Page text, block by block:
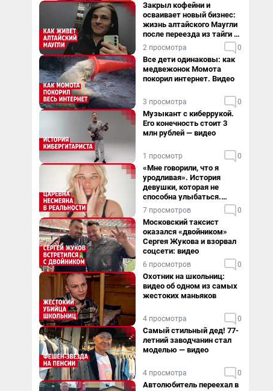
Закрыл кофейни и
осваивает новый бизнес:
жизнь алтайского Маугли
после переезда из тайги в
столицу
2 просмотра 0
Все дети одинаковы: как
медвежонок Момота
покорил интернет. Видео
3 просмотра 0
Музыкант с киберрукой.
Его конечность стоит 3
млн рублей — видео
1 просмотр 0
«Мне говорили, что я
уродливая». История
девушки, которая не
способна улыбаться.
Видео
7 просмотров 0
Московский таксист
оказался «двойником»
Сергея Жукова и взорвал
соцсети: видео
6 просмотров 0
Охотник на школьниц:
видео об одном из самых
жестоких маньяков
4 просмотра 0
Самый стильный дед! 77-
летний заводчанин стал
моделью — видео
4 просмотра 0
Автолюбитель переехал в